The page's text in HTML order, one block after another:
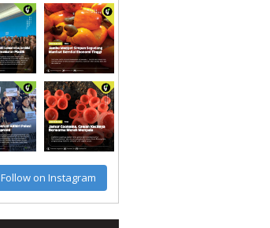
Follow on Instagram